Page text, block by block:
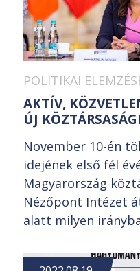
POLITIKAI
AKTÍV,
ÚJ
November 10-én
idejének első fél
Magyarország
Nézőpont Intézet
alatt milyen